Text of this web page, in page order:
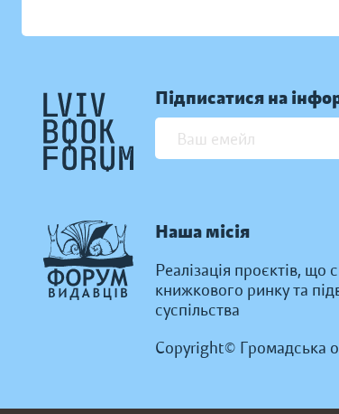
Підписатися на
Наша місія
Реалізація проєктів,
книжкового ринку та
суспільства
Copyright© Громадська